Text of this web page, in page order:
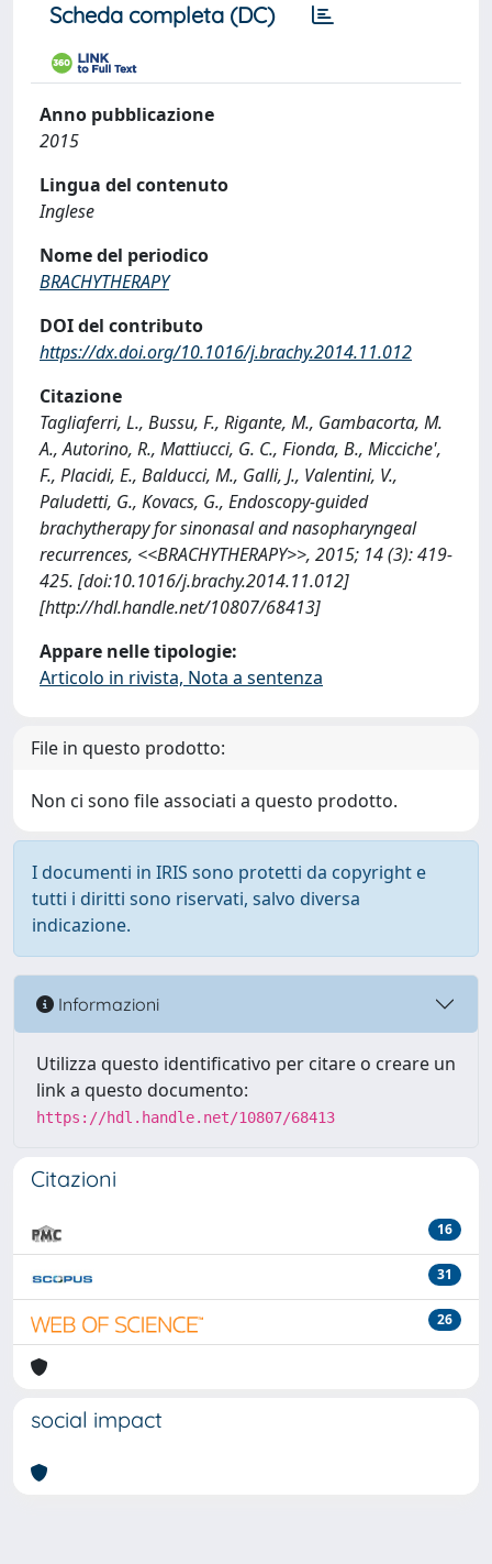
Scheda completa (DC)
Anno pubblicazione
2015
Lingua del contenuto
Inglese
Nome del periodico
BRACHYTHERAPY
DOI del contributo
https://dx.doi.org/10.1016/j.brachy.2014.11.012
Citazione
Tagliaferri, L., Bussu, F., Rigante, M., Gambacorta, M.
A., Autorino, R., Mattiucci, G. C., Fionda, B., Micciche',
F., Placidi, E., Balducci, M., Galli, J., Valentini, V.,
Paludetti, G., Kovacs, G., Endoscopy-guided
brachytherapy for sinonasal and nasopharyngeal
recurrences, <<BRACHYTHERAPY>>, 2015; 14 (3): 419-
425. [doi:10.1016/j.brachy.2014.11.012]
[http://hdl.handle.net/10807/68413]
Appare nelle tipologie:
Articolo in rivista, Nota a sentenza
File in questo prodotto:
Non ci sono file associati a questo prodotto.
I documenti in IRIS sono protetti da copyright e
tutti i diritti sono riservati, salvo diversa
indicazione.
Informazioni
Utilizza questo identificativo per citare o creare un
link a questo documento:
https://hdl.handle.net/10807/68413
Citazioni
16
31
26
social impact